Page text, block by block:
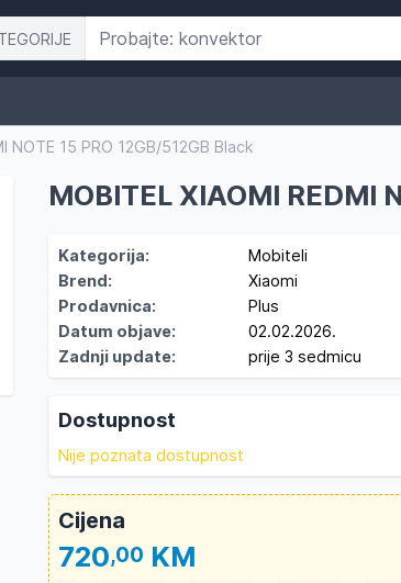
NOTE 15 PRO 12GB/512GB Black
MOBITEL XIAOMI REDMI
Kategorija:
Mobiteli
Brend:
Xiaomi
Prodavnica:
Plus
Datum objave:
02.02.2026.
Zadnji update:
prije 3 sedmicu
Dostupnost
Nije poznata dostupnost
Cijena
720,00 KM